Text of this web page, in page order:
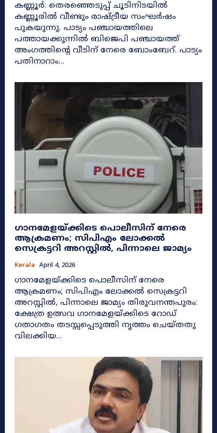
കണ്ണൂർ: തെരഞ്ഞെടുപ്പ് ചൂടിനിടയിൽ
കണ്ണൂരിൽ വീണ്ടും രാഷ്ട്രീയ സംഘർഷം
പുകയുന്നു. പാട്യം പഞ്ചായത്തിലെ
പത്തായക്കുന്നിൽ ബിജെപി പഞ്ചായത്ത്
അംഗത്തിന്റെ വീടിന് നേരെ ബോംബേറ്. പാട്യം
പതിനാറാം...
ഗാനമേളയ്ക്കിടെ പൊലീസിന് നേരെ
ആക്രമണം; സിപിഎം ലോക്കൽ
സെക്രട്ടറി അറസ്റ്റിൽ, പിന്നാലെ ജാമ്യം
Kerala April 4, 2026
ഗാനമേളയ്ക്കിടെ പൊലീസിന് നേരെ
ആക്രമണം; സിപിഎം ലോക്കൽ സെക്രട്ടറി
അറസ്റ്റിൽ, പിന്നാലെ ജാമ്യം തിരുവനന്തപുരം:
ക്ഷേത്ര ഉത്സവ ഗാനമേളയ്ക്കിടെ റോഡ്
ഗതാഗതം തടസ്സപ്പെടുത്തി നൃത്തം ചെയ്തതു
വിലക്കിയ...